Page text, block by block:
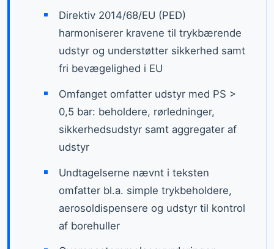
Direktiv 2014/68/EU (PED)
harmoniserer kravene til trykbærende
udstyr og understøtter sikkerhed samt
fri bevægelighed i EU
Omfanget omfatter udstyr med PS >
0,5 bar: beholdere, rørledninger,
sikkerhedsudstyr samt aggregater af
udstyr
Undtagelserne nævnt i teksten
omfatter bl.a. simple trykbeholdere,
aerosoldispensere og udstyr til kontrol
af borehuller